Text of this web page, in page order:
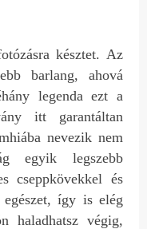
késztet. Az
barlang, ahová
legenda ezt a
itt garantáltan
nevezik nem
egyik legszebb
cseppkövekkel és
így is elég
haladhatsz végig,